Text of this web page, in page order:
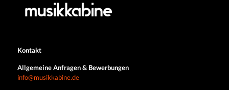
Kontakt
Allgemeine Anfragen & Bewerbungen
info@musikkabine.de